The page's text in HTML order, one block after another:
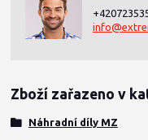
Zboží zařazeno v
Náhradní díly MZ